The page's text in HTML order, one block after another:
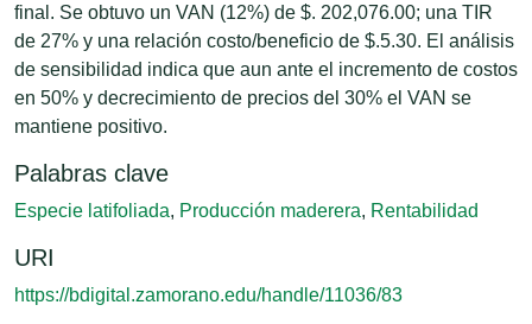
final. Se obtuvo un VAN (12%) de $. 202,076.00; una TIR
de 27% y una relación costo/beneficio de $.5.30. El análisis
de sensibilidad indica que aun ante el incremento de costos
en 50% y decrecimiento de precios del 30% el VAN se
mantiene positivo.
Palabras clave
Especie latifoliada, Producción maderera, Rentabilidad
URI
https://bdigital.zamorano.edu/handle/11036/83